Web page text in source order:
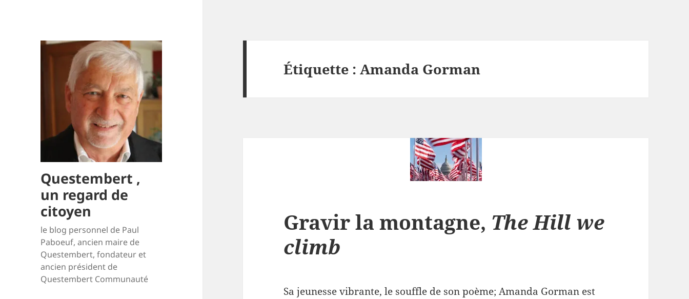
Questembert ,
un regard de
citoyen
le blog personnel de Paul
Paboeuf, ancien maire de
Questembert, fondateur et
ancien président de
Questembert Communauté
Étiquette :Amanda Gorman
Gravir la montagne, The Hill we
climb
Sa jeunesse vibrante, le souffle de son poème; Amanda Gorman est